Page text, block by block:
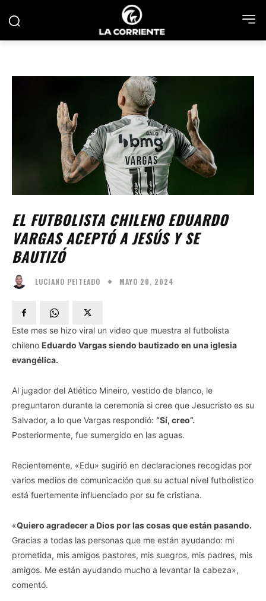
EL FUTBOLISTA CHILENO EDUARDO
VARGAS ACEPTÓ A JESÚS Y SE
BAUTIZÓ
LUCIANO PEITEADO MAYO 20, 2024
Este mes se hizo viral un video que muestra al futbolista
chileno Eduardo Vargas siendo bautizado en una iglesia
evangélica.
Al jugador del Atlético Mineiro, vestido de blanco, le
preguntaron durante la ceremonia si cree que Jesucristo es su
Salvador, a lo que Vargas respondió: “Sí, creo”.
Posteriormente, fue sumergido en las aguas.
Recientemente, «Edu» sugirió en declaraciones recogidas por
varios medios de comunicación que su actual nivel futbolístico
está fuertemente influenciado por su fe cristiana.
«Quiero agradecer a Dios por las cosas que están pasando.
Gracias a todas las personas que me están ayudando: mi
prometida, mis amigos pastores, mis suegros, mis padres, mis
amigos. Me están ayudando mucho a levantar la cabeza»,
comentó.